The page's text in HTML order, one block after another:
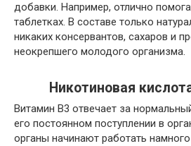
добавки. Например, отлично
таблетках. В составе только
никаких консервантов, сахаров и
неокрепшего молодого организма.
Никотиновая
Витамин В3 отвечает за
его постоянном поступлении в
органы начинают работать